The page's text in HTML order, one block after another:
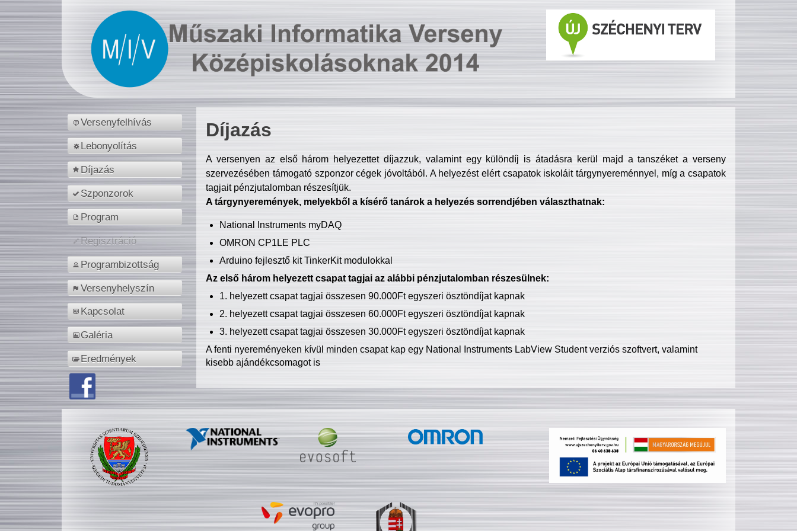
Versenyfelhívás
Lebonyolítás
Díjazás
Szponzorok
Program
Regisztráció
Programbizottság
Versenyhelyszín
Kapcsolat
Galéria
Eredmények
Díjazás
A versenyen az első három helyezettet díjazzuk, valamint egy különdíj is átadásra kerül majd a tanszéket a verseny
szervezésében támogató szponzor cégek jóvoltából. A helyezést elért csapatok iskoláit tárgynyereménnyel, míg a csapatok
tagjait pénzjutalomban részesítjük.
A tárgynyeremények, melyekből a kísérő tanárok a helyezés sorrendjében választhatnak:
National Instruments myDAQ
OMRON CP1LE PLC
Arduino fejlesztő kit TinkerKit modulokkal
Az első három helyezett csapat tagjai az alábbi pénzjutalomban részesülnek:
1. helyezett csapat tagjai összesen 90.000Ft egyszeri ösztöndíjat kapnak
2. helyezett csapat tagjai összesen 60.000Ft egyszeri ösztöndíjat kapnak
3. helyezett csapat tagjai összesen 30.000Ft egyszeri ösztöndíjat kapnak
A fenti nyereményeken kívül minden csapat kap egy National Instruments LabView Student verziós szoftvert, valamint
kisebb ajándékcsomagot is